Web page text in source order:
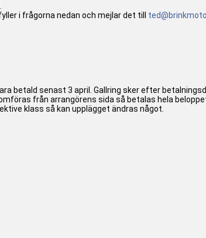
i frågorna nedan och mejlar det till
betald senast 3 april. Gallring sker efter
från arrangörens sida så betalas hela
klass så kan upplägget ändras något.